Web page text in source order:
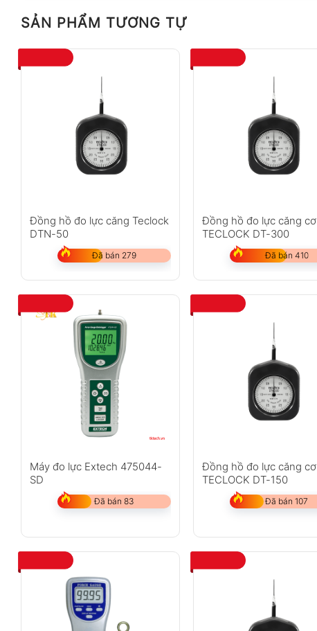
SẢN PHẨM TƯƠNG TỰ
Đồng hồ đo lực căng Teclock
DTN-50
Đã bán 279
Đồng hồ đo lực căng cơ
TECLOCK DT-300
Đã bán 410
Máy đo lực Extech 475044-
SD
Đã bán 83
Đồng hồ đo lực căng cơ
TECLOCK DT-150
Đã bán 107